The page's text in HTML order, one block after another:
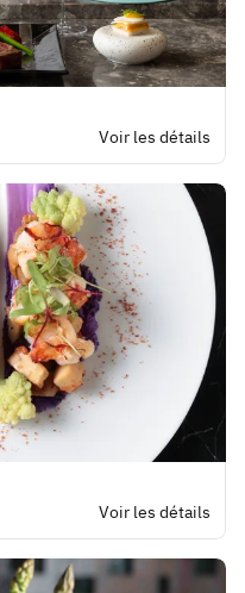
Voir les détails
Voir les détails